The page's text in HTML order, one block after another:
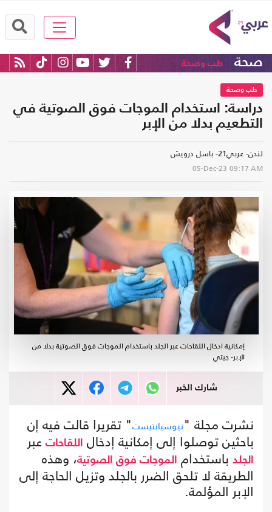
صحة طب وصحة
طب وصحة
دراسة: استخدام الموجات فوق الصوتية في
التطعيم بدلا من الإبر
لندن- عربي21- باسل درويش
05-Dec-23 09:17 AM
إمكانية ادخال اللقاحات عبر الجلد باستخدام الموجات فوق الصوتية بدلا من
الإبر- جيتي
شارك الخبر
نشرت مجلة "نيوسيانتيست" تقريرا قالت فيه إن
باحثين توصلوا إلى إمكانية إدخال
اللقاحات عبر
الجلد باستخدام الموجات فوق الصوتية، وهذه
الطريقة لا تلحق الضرر بالجلد وتزيل الحاجة إلى
الإبر المؤلمة.